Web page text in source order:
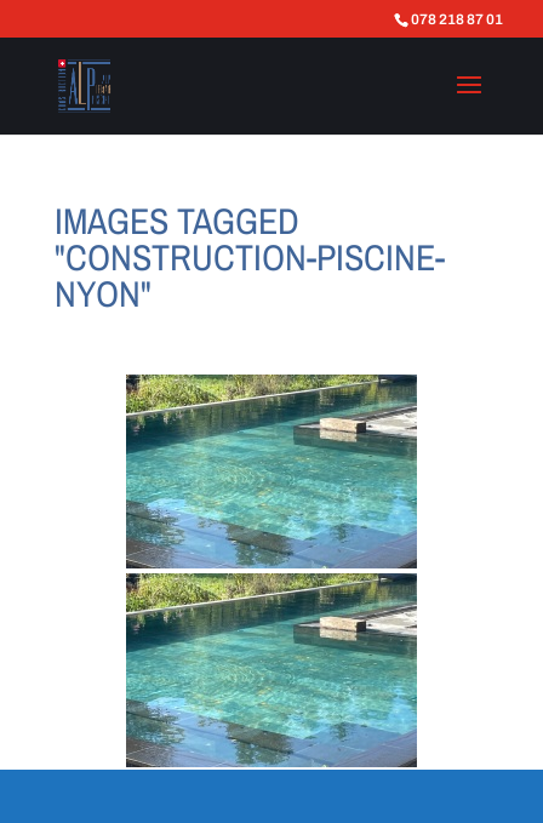
078 218 87 01
IMAGES TAGGED
"CONSTRUCTION-PISCINE-
NYON"